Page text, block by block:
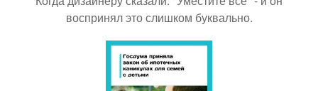
воспринял это слишком буквально.